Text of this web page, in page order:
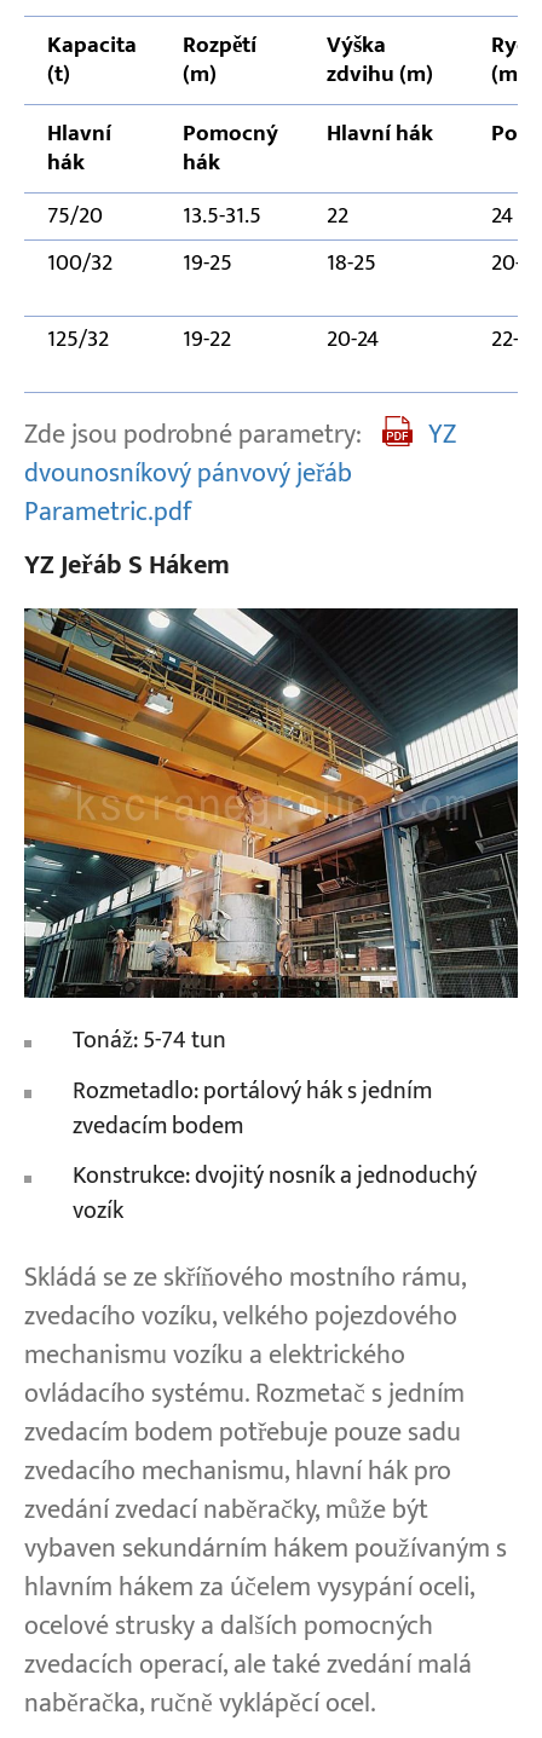
Kapacita
(t)
Rozpětí
(m)
Výška
zdvihu (m)
(m/
Hlavní
hák
Pomocný
hák
Hlavní hák
75/20 13.5-31.5 22
24
100/32
19-25 18-25 20-27
125/32 19-22 20-24 22-26
Zde jsou podrobné parametry:
YZ
dvounosníkový pánvový jeřáb
Parametric.pdf
YZ Jeřáb S Hákem
Tonáž: 5-74 tun
Rozmetadlo: portálový hák s jedním
zvedacím bodem
Konstrukce: dvojitý nosník a jednoduchý
vozík
Skládá se ze skříňového mostního rámu,
zvedacího vozíku, velkého pojezdového
mechanismu vozíku a elektrického
ovládacího systému. Rozmetač s jedním
zvedacím bodem potřebuje pouze sadu
zvedacího mechanismu, hlavní hák pro
zvedání zvedací naběračky, může být
vybaven sekundárním hákem používaným s
hlavním hákem za účelem vysypání oceli,
ocelové strusky a dalších pomocných
zvedacích operací, ale také zvedání malá
naběračka, ručně vyklápěcí ocel.